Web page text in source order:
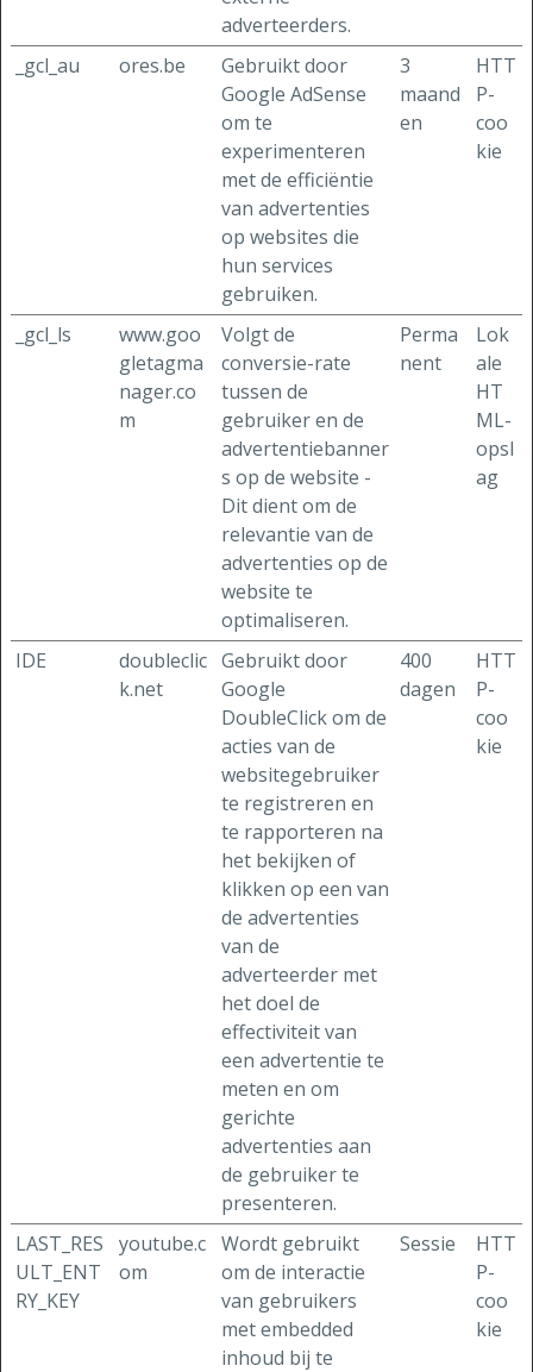
adverteerders.
_gcl_au
ores.be
Gebruikt door
Google AdSense
om te
experimenteren
met de efficiëntie
van advertenties
op websites die
hun services
gebruiken.
3
maand
en
HTT
P-
coo
kie
_gcl_ls
www.goo
gletagma
nager.co
m
Volgt de
conversie-rate
tussen de
gebruiker en de
advertentiebanner
s op de website -
Dit dient om de
relevantie van de
advertenties op de
website te
optimaliseren.
Perma
nent
Lok
ale
HT
ML-
opsl
ag
IDE
doubleclic
k.net
Gebruikt door
Google
DoubleClick om de
acties van de
websitegebruiker
te registreren en
te rapporteren na
het bekijken of
klikken op een van
de advertenties
van de
adverteerder met
het doel de
effectiviteit van
een advertentie te
meten en om
gerichte
advertenties aan
de gebruiker te
presenteren.
400
dagen
HTT
P-
coo
kie
LAST_RES
ULT_ENT
RY_KEY
youtube.c
om
Wordt gebruikt
om de interactie
van gebruikers
met embedded
inhoud bij te
Sessie
HTT
P-
coo
kie